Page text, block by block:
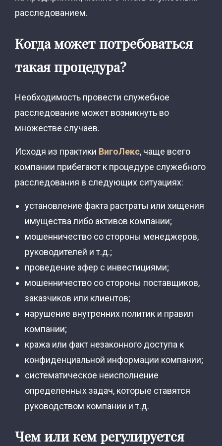
расследованием.
Когда может потребоваться
такая процедура?
Необходимость провести служебное
расследование может возникнуть во
множестве случаев.
Исходя из практики ВигоЛекс, чаще всего
компании прибегают к процедуре служебного
расследования в следующих ситуациях:
установление факта растраты или хищения
имущества либо активов компании;
мошенничество со стороны менеджеров,
руководителей и т.д.;
проведение афер с инвестициями;
мошенничество со стороны поставщиков,
заказчиков или клиентов;
нарушение внутренних политик и правил
компании;
кража или факт незаконного доступа к
конфиденциальной информации компании;
систематическое неисполнение
определенных задач, которые ставятся
руководством компании и т.д.
Чем или кем регулируется